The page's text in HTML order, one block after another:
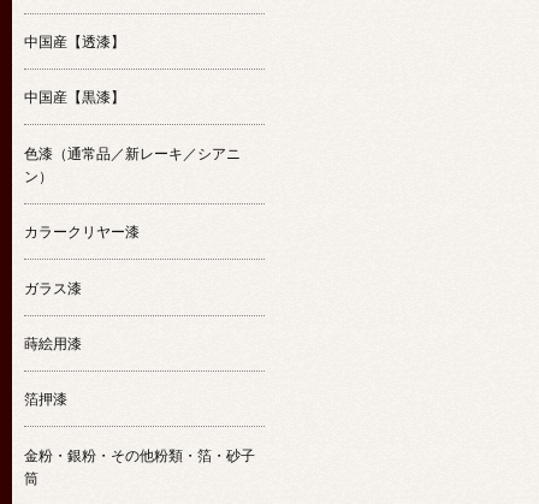
中国産【透漆】
中国産【黒漆】
色漆（通常品／新レーキ／シアニ
ン）
カラークリヤー漆
ガラス漆
蒔絵用漆
箔押漆
金粉・銀粉・その他粉類・箔・砂子
筒